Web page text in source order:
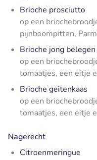
Brioche prosciutto
op een
pijnboompitten,
Brioche jong belegen
op een
tomaatjes, een eitje
Brioche geitenkaas
op een
tomaatjes, een eitje
Nagerecht
Citroenmeringue